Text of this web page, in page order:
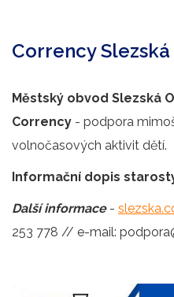
Corrency
Městský obvod Slezská
Corrency - podpora
volnočasových aktivit dětí.
Informační dopis
Další informace-
253 778 // e-mail: